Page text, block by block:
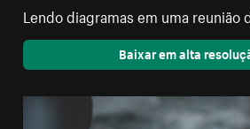
Lendo diagramas em uma reunião
Baixar em alta